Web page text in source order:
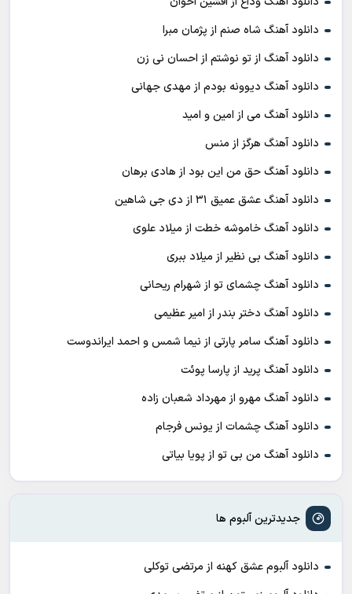
دانلود آهنگ شاه صنم از پژمان مبرا
دانلود آهنگ از تو نوشتم از احسان نی زن
دانلود آهنگ دیوونه بودم از مهدی جهانی
دانلود آهنگ می از امین و امید
دانلود آهنگ هرگز از منس
دانلود آهنگ حق من این بود از هادی برهان
دانلود آهنگ عشق عمیق ۳۱ از دی جی شاهین
دانلود آهنگ خاموشه خطت از میلاد علوی
دانلود آهنگ بی نظیر از میلاد ببری
دانلود آهنگ چشمای تو از شهرام ریحانی
دانلود آهنگ دختر بندر از امیر عظیمی
دانلود آهنگ سامر پارتی از نیما شمس و احمد ایراندوست
دانلود آهنگ پرید از پارسا پوئت
دانلود آهنگ مهرو از مهرداد شعبان زاده
دانلود آهنگ چشمات از یونس فرجام
دانلود آهنگ من بی تو از پویا بیاتی
جدیدترین آلبوم ها
دانلود آلبوم عشق کهنه از مرتضی توکلی